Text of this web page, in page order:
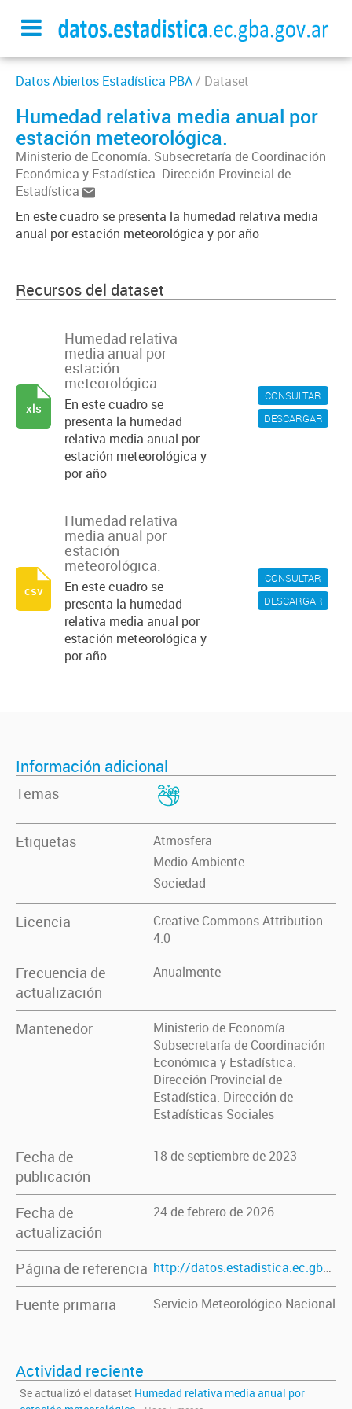
Datos Abiertos Estadística PBA/ Dataset
Humedad relativa media anual por
estación meteorológica.
Ministerio de Economía. Subsecretaría de Coordinación
Económica y Estadística. Dirección Provincial de
Estadística
En este cuadro se presenta la humedad relativa media
anual por estación meteorológica y por año
Recursos del dataset
CONSULTAR
DESCARGAR
Humedad relativa
media anual por
estación
meteorológica.
En este cuadro se
presenta la humedad
relativa media anual por
estación meteorológica y
por año
xls
CONSULTAR
DESCARGAR
Humedad relativa
media anual por
estación
meteorológica.
En este cuadro se
presenta la humedad
relativa media anual por
estación meteorológica y
por año
csv
Información adicional
Temas
Etiquetas
Atmosfera
Medio Ambiente
Sociedad
Licencia
Creative Commons Attribution
4.0
Frecuencia de
actualización
Anualmente
Mantenedor
Ministerio de Economía.
Subsecretaría de Coordinación
Económica y Estadística.
Dirección Provincial de
Estadística. Dirección de
Estadísticas Sociales
Fecha de
publicación
18 de septiembre de 2023
Fecha de
actualización
24 de febrero de 2026
Página de referencia http://datos.estadistica.ec.gba.gov.ar/dataset/humedad-relativa-media-anual-por-estacion-meteorologica
Fuente primaria Servicio Meteorológico Nacional
Actividad reciente
Se actualizó el dataset Humedad relativa media anual por